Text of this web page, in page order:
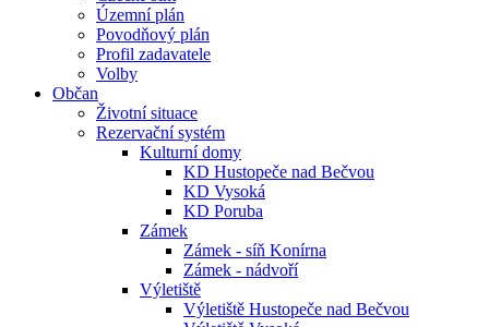
Územní plán
Povodňový plán
Profil zadavatele
Volby
Občan
Životní situace
Rezervační systém
Kulturní domy
KD Hustopeče nad Bečvou
KD Vysoká
KD Poruba
Zámek
Zámek - síň Konírna
Zámek - nádvoří
Výletiště
Výletiště Hustopeče nad Bečvou